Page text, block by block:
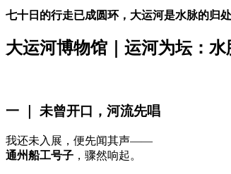
七十日的行走已成圆环，大运河是水脉的归
大运河博物馆｜运河为坛：水
一 未曾开口，河流先唱
我还未入展，便先闻其声——
通州船工号子 ，骤然响起。